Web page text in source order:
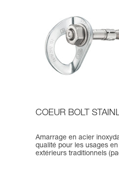
COEUR BOLT
Amarrage en acier
qualité pour les usages
extérieurs traditionnels